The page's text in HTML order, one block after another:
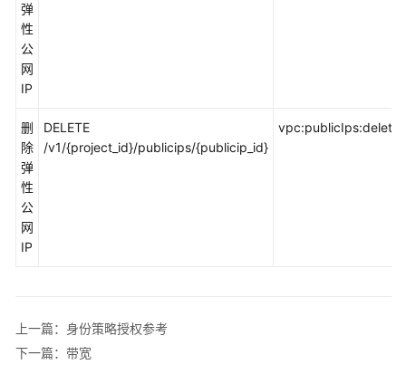
概
览
API
弹
性
公
网
IP
删
除
弹
性
公
网
IP
DELETE
/v1/{project_id}/publicips/{publicip_id}
vpc:publicIps:delete
上一篇：身份策略授权参考
下一篇：带宽